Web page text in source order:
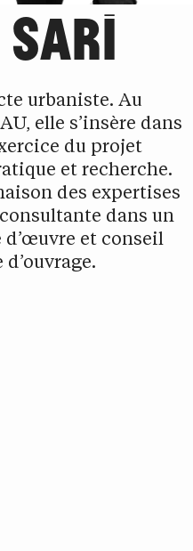
urbaniste. Au
elle s’insère dans
du projet
et recherche.
des expertises
dans un
et conseil